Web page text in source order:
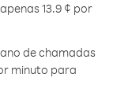
13.9 ¢ por
de chamadas
minuto para